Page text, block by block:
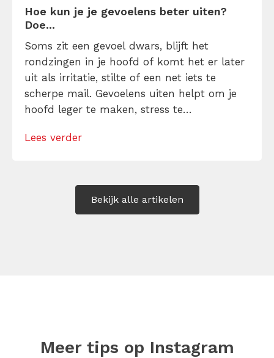
Hoe kun je je gevoelens beter uiten?
Doe...
Soms zit een gevoel dwars, blijft het
rondzingen in je hoofd of komt het er later
uit als irritatie, stilte of een net iets te
scherpe mail. Gevoelens uiten helpt om je
hoofd leger te maken, stress te
Maar hoe doe je dat zonder drama, verwijt
Lees verder
Bekijk alle artikelen
Meer tips op Instagram